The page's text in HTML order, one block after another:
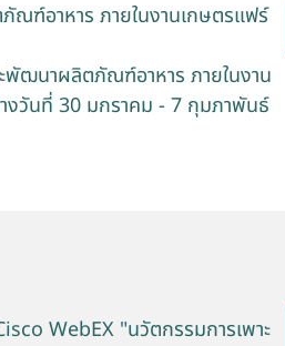
ฑ์อาหาร ภายในงานเกษตรแฟร์
ฒนาผลิตภัณฑ์อาหาร ภายในงาน
งวันที่ 30 มกราคม - 7 กุมภาพันธ์
WebEX "นวัตกรรมการเพาะ